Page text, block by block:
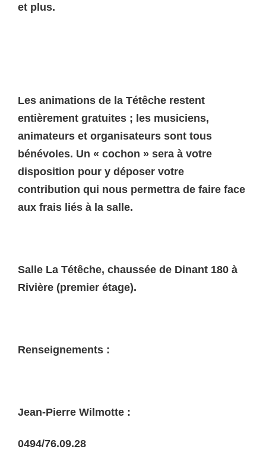
et plus.
Les animations de la Tétêche restent
entièrement gratuites ; les musiciens,
animateurs et organisateurs sont tous
bénévoles. Un « cochon » sera à votre
disposition pour y déposer votre
contribution qui nous permettra de faire face
aux frais liés à la salle.
Salle La Tétêche, chaussée de Dinant 180 à
Rivière (premier étage).
Renseignements :
Jean-Pierre Wilmotte :
0494/76.09.28